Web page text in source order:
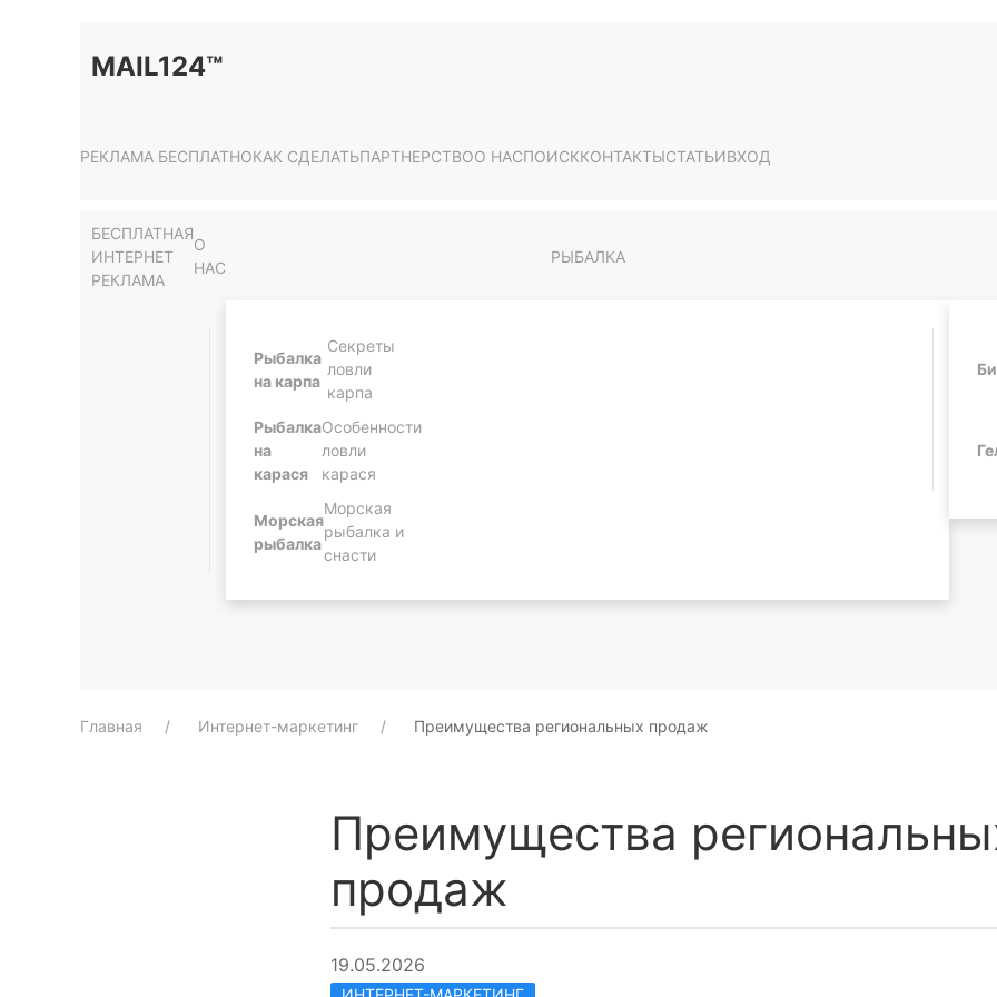
MAIL124™
РЕКЛАМА БЕСПЛАТНОКАК СДЕЛАТЬПАРТНЕРСТВОО НАСПОИСККОНТАКТЫСТАТЬИВХОД
БЕСПЛАТНАЯ
ИНТЕРНЕТ
РЕКЛАМА
О
НАС
РЫБАЛКА
Рыбалка
на карпа
Секреты
ловли
карпа
Рыбалка
на
карася
Особенности
ловли
карася
Морская
рыбалка
Морская
рыбалка и
снасти
Главная Интернет-маркетинг Преимущества региональных продаж
Преимущества
продаж
19.05.2026